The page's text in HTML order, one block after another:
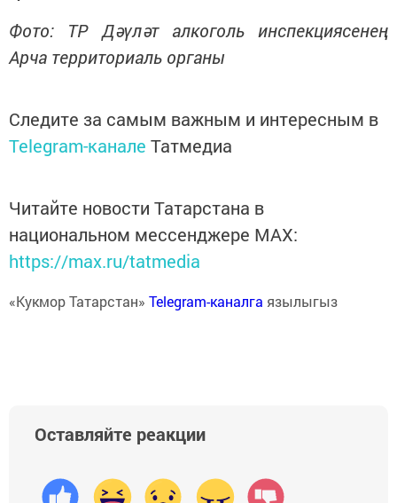
Фото: ТР Дәүләт алкоголь инспекциясенең
Арча территориаль органы
Следите за самым важным и интересным в
Telegram-канале Татмедиа
Читайте новости Татарстана в
национальном мессенджере MАХ:
https://max.ru/tatmedia
«Кукмор Татарстан» Telegram-каналга язылыгыз
Оставляйте реакции